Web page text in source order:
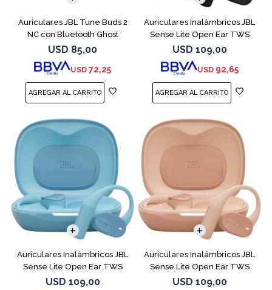
Auriculares JBL Tune Buds 2
NC con Bluetooth Ghost
USD 85,00
USD 72,25
Auriculares Inalámbricos JBL
Sense Lite Open Ear TWS
Negro
USD 109,00
USD 92,65
Auriculares Inalámbricos JBL
Sense Lite Open Ear TWS
Azul
USD 109,00
Auriculares Inalámbricos JBL
Sense Lite Open Ear TWS
Beige
USD 109,00